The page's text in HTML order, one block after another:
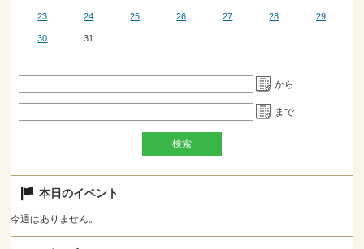
23 24 25 26 27 28 29
30 31
から
まで
本日のイベント
今週はありません。